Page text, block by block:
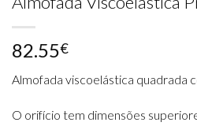
82.55€
Almofada viscoelástica quadrada
O orifício tem dimensões